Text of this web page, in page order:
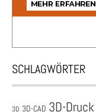
SCHLAGWÖRTER
3D 3D-CAD 3D-Druck